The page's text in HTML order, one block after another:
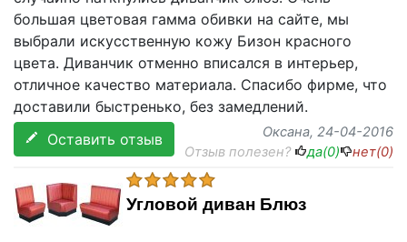
большая цветовая гамма обивки на сайте, мы
выбрали искусственную кожу Бизон красного
цвета. Диванчик отменно вписался в интерьер,
отличное качество материала. Спасибо фирме, что
доставили быстренько, без замедлений.
Оставить отзыв
Оксана, 24-04-2016
Отзыв полезен?
да(0) нет(0)
Угловой диван Блюз